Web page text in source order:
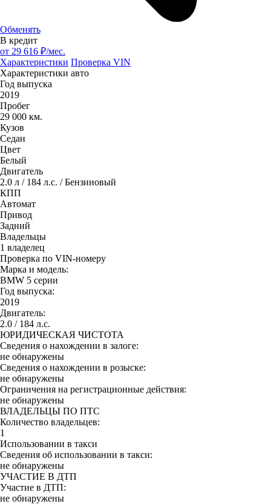
Обменять
В кредит
от 29 616 ₽/мес.
Характеристики Проверка VIN
Характеристики авто
Год выпуска
2019
Пробег
29 000 км.
Кузов
Седан
Цвет
Белый
Двигатель
2.0 л / 184 л.с. / Бензиновый
КПП
Автомат
Привод
Задний
Владельцы
1 владелец
Проверка по VIN-номеру
Марка и модель:
BMW 5 серии
Год выпуска:
2019
Двигатель:
2.0 / 184 л.с.
ЮРИДИЧЕСКАЯ ЧИСТОТА
Сведения о нахождении в залоге:
не обнаружены
Сведения о нахождении в розыске:
не обнаружены
Ограничения на регистрационные действия:
не обнаружены
ВЛАДЕЛЬЦЫ ПО ПТС
Количество владельцев:
1
Использовании в такси
Сведения об использовании в такси:
не обнаружены
УЧАСТИЕ В ДТП
Участие в ДТП:
не обнаружены